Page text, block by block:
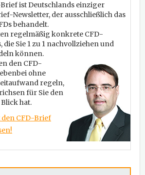
ist Deutschlands einziger
Newsletter, der ausschließlich das
behandelt.
regelmäßig konkrete CFD-
die Sie 1 zu 1 nachvollziehen und
können.
den CFD-
ohne
regeln,
für Sie den
hat.
den CFD-Brief